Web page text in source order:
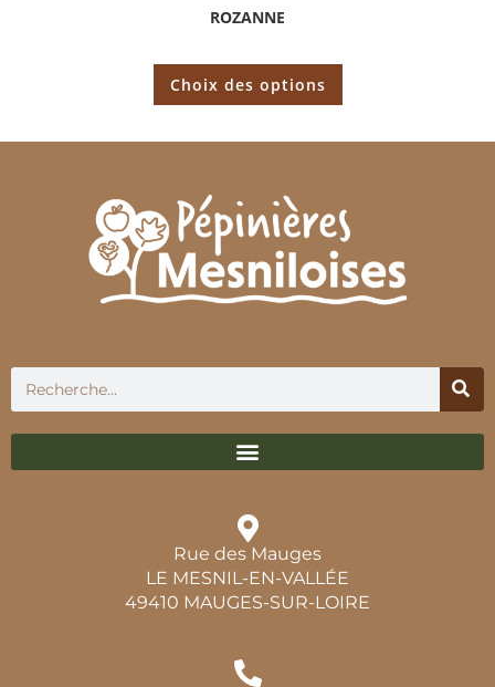
ROZANNE
Choix des options
Rue des Mauges
LE MESNIL-EN-VALLÉE
49410 MAUGES-SUR-LOIRE